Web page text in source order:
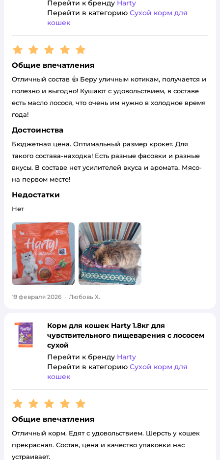
Перейти к бренду Harty
Перейти в категорию Сухой корм для
кошек
Рейтинг:5
Общие впечатления
Отличный состав 👍 Беру уличным котикам, получается и
полезно и выгодно! Кушают с удовольствием, в составе
есть масло лосося, что очень им нужно в холодное время
года!
Достоинства
Бюджетная цена. Оптимальный размер крокет. Для
такого состава-находка! Есть разные фасовки и разные
вкусы. В составе нет усилителей вкуса и аромата. Мясо-
на первом месте!
Недостатки
Нет
19 февраля 2026 · Любовь Х.
Корм для кошек Harty 1.8кг для
чувствительного пищеварения с лососем
сухой
Перейти к бренду Harty
Перейти в категорию Сухой корм для
кошек
Рейтинг:5
Общие впечатления
Отличный корм. Едят с удовольствием. Шерсть у кошек
прекрасная. Состав, цена и качество упаковки нас
устраивает.